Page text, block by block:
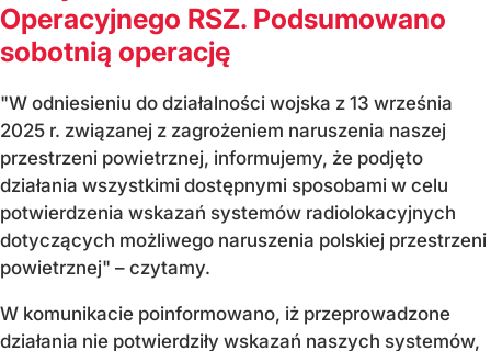
Operacyjnego RSZ. Podsumowano
sobotnią operację
"W odniesieniu do działalności wojska z 13 września
2025 r. związanej z zagrożeniem naruszenia naszej
przestrzeni powietrznej, informujemy, że podjęto
działania wszystkimi dostępnymi sposobami w celu
potwierdzenia wskazań systemów radiolokacyjnych
dotyczących możliwego naruszenia polskiej przestrzeni
powietrznej" – czytamy.
W komunikacie poinformowano, iż przeprowadzone
działania nie potwierdziły wskazań naszych systemów,